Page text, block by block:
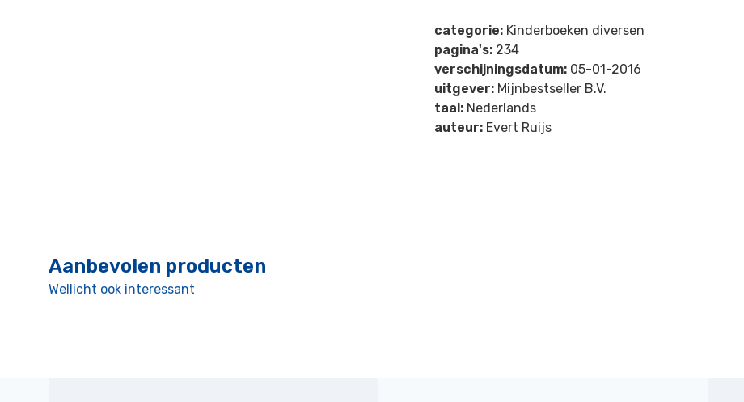
categorie: Kinderboeken diversen
pagina's: 234
verschijningsdatum: 05-01-2016
uitgever: Mijnbestseller B.V.
taal: Nederlands
auteur: Evert Ruijs
Aanbevolen producten
Wellicht ook interessant